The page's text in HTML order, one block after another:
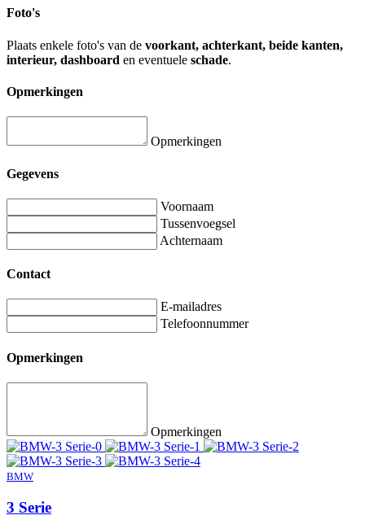
Foto's
Plaats enkele foto's van de voorkant, achterkant, beide kanten,
interieur, dashboard en eventuele schade.
Opmerkingen
Opmerkingen
Gegevens
Voornaam
Tussenvoegsel
Achternaam
Contact
E-mailadres
Telefoonnummer
Opmerkingen
Opmerkingen
BMW
3 Serie